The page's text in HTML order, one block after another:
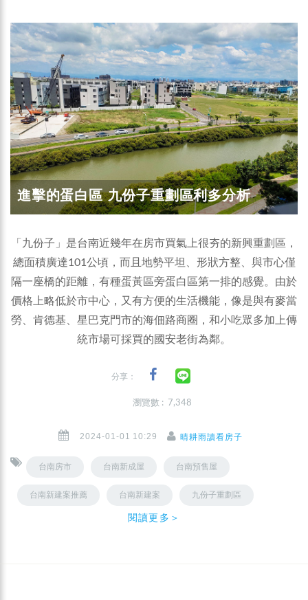
進擊的蛋白區 九份子重劃區利多分析
「九份子」是台南近幾年在房市買氣上很夯的新興重劃區，
總面積廣達101公頃，而且地勢平坦、形狀方整、與市心僅
隔一座橋的距離，有種蛋黃區旁蛋白區第一排的感覺。由於
價格上略低於市中心，又有方便的生活機能，像是與有麥當
勞、肯德基、星巴克門市的海佃路商圈，和小吃眾多加上傳
統市場可採買的國安老街為鄰。
分享：
瀏覽數 : 7,348
2024-01-01 10:29 晴耕雨讀看房子
台南房市 台南新成屋 台南預售屋
台南新建案推薦 台南新建案 九份子重劃區
閱讀更多＞